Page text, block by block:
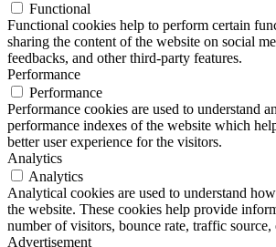
Functional
Functional cookies help to perform certain
sharing the content of the website on social
feedbacks, and other third-party features.
Performance
Performance
Performance cookies are used to understand
performance indexes of the website which
better user experience for the visitors.
Analytics
Analytics
Analytical cookies are used to understand
the website. These cookies help provide
number of visitors, bounce rate, traffic source,
Advertisement